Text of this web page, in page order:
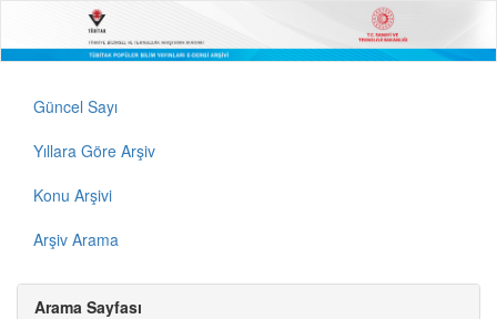
Güncel Sayı
Yıllara Göre Arşiv
Konu Arşivi
Arşiv Arama
Arama Sayfası